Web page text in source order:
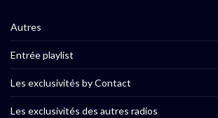
Autres
Entrée playlist
Les exclusivités by Contact
Les exclusivités des autres radios